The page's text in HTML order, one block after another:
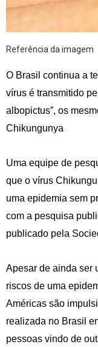
Referência da imagem
O Brasil continua a
vírus é transmitido
albopictus”, os
Chikungunya
Uma equipe de
que o vírus
uma epidemia sem
com a pesquisa
publicado pela
Apesar de ainda ser
riscos de uma
Américas são
realizada no Brasil
pessoas vindo de